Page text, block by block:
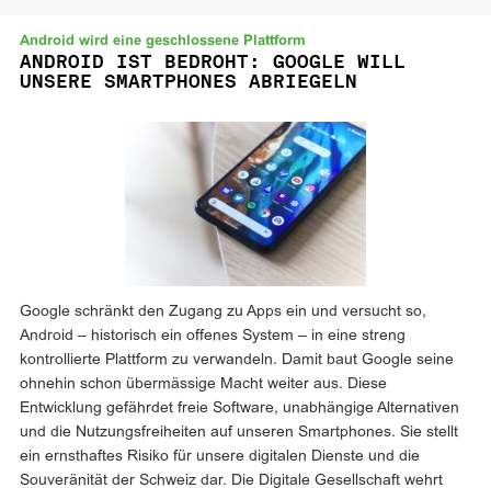
Android wird eine geschlossene Plattform
ANDROID IST BEDROHT: GOOGLE WILL
UNSERE SMARTPHONES ABRIEGELN
Google schränkt den Zugang zu Apps ein und versucht so,
Android – historisch ein offenes System – in eine streng
kontrollierte Plattform zu verwandeln. Damit baut Google seine
ohnehin schon übermässige Macht weiter aus. Diese
Entwicklung gefährdet freie Software, unabhängige Alternativen
und die Nutzungsfreiheiten auf unseren Smartphones. Sie stellt
ein ernsthaftes Risiko für unsere digitalen Dienste und die
Souveränität der Schweiz dar. Die Digitale Gesellschaft wehrt